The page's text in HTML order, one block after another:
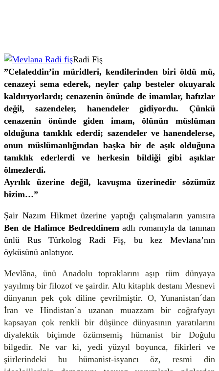
Radi Fiş
”Celaleddin’in müridleri, kendilerinden biri öldü mü,
cenazeyi sema ederek, neyler çalıp besteler okuyarak
kaldırıyorlardı; cenazenin önünde de imamlar, hafızlar
değil, sazendeler, hanendeler gidiyordu. Çünkü
cenazenin önünde giden imam, ölünün müslüman
olduğuna tanıklık ederdi; sazendeler ve hanendelerse,
onun müslümanlığından başka bir de aşık olduğuna
tanıklık ederlerdi ve herkesin bildiği gibi aşıklar
ölmezlerdi.
Ayrılık üzerine değil, kavuşma üzerinedir sözümüz
bizim…”
Şair Nazım Hikmet üzerine yaptığı çalışmaların yanısıra
Ben de Halimce Bedreddinem adlı romanıyla da tanınan
ünlü Rus Türkolog Radi Fiş, bu kez Mevlana’nın
öyküsünü anlatıyor.
Mevlâna, ünü Anadolu topraklarını aşıp tüm dünyaya
yayılmış bir filozof ve şairdir. Altı kitaplık destanı Mesnevi
dünyanın pek çok diline çevrilmiştir. O, Yunanistan´dan
İran ve Hindistan´a uzanan muazzam bir coğrafyayı
kapsayan çok renkli bir düşünce dünyasının yaratılarını
diyalektik biçimde özümsemiş hümanist bir Doğulu
bilgedir. Ne var ki, yedi yüzyıl boyunca, fikirleri ve
şiirlerindeki bu hümanist-isyancı öz, resmi din